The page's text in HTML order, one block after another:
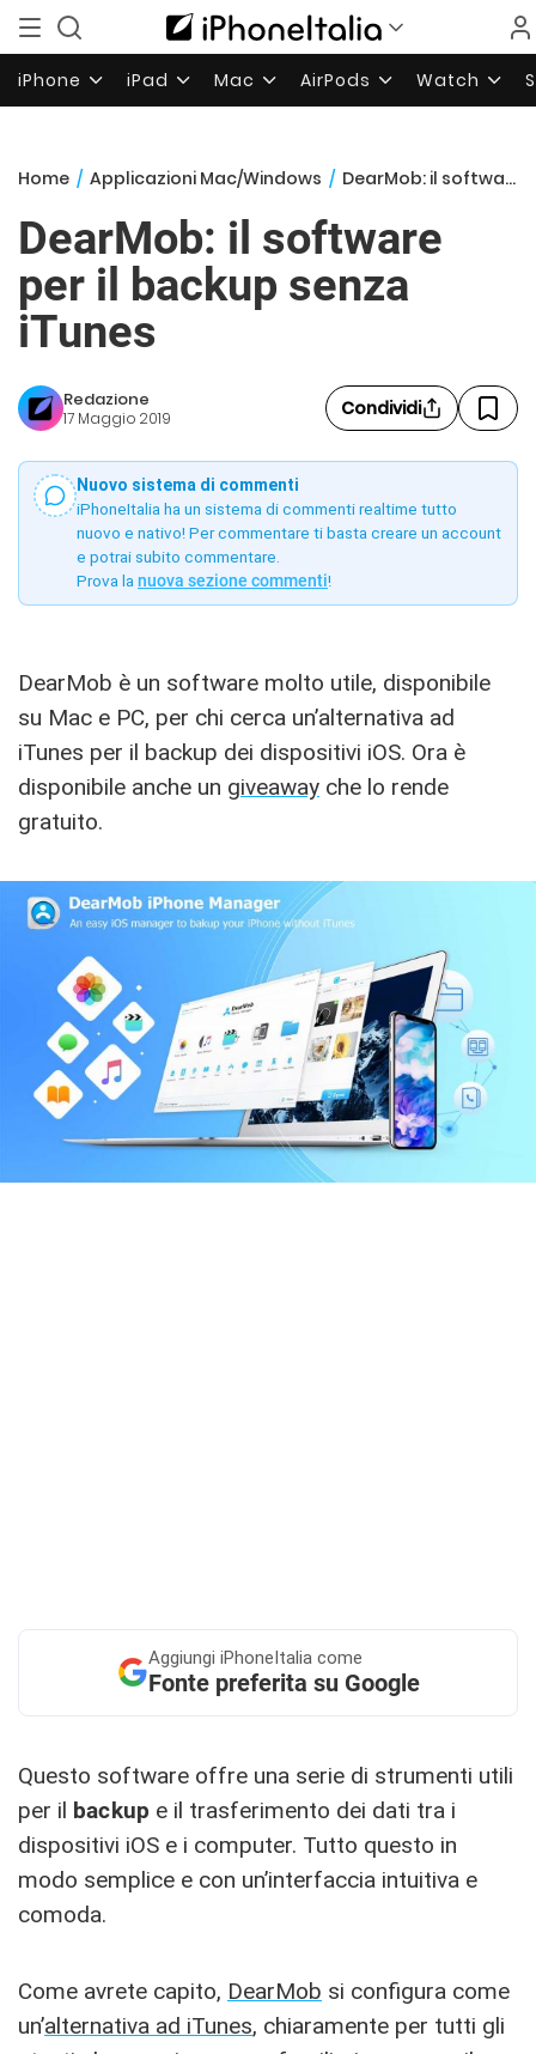
iPhone iPad Mac AirPods Watch
Home / Applicazioni Mac/Windows / DearMob: il software per il backup senza iTunes
DearMob: il software
per il backup senza
iTunes
Redazione
17 Maggio 2019 Condividi
Nuovo sistema di commenti
iPhoneItalia ha un sistema di commenti realtime tutto
nuovo e nativo! Per commentare ti basta creare un account
e potrai subito commentare.
Prova la nuova sezione commenti!
DearMob è un software molto utile, disponibile
su Mac e PC, per chi cerca un’alternativa ad
iTunes per il backup dei dispositivi iOS. Ora è
disponibile anche un giveaway che lo rende
gratuito.
Aggiungi iPhoneItalia come
Fonte preferita su Google
Questo software offre una serie di strumenti utili
per il backup e il trasferimento dei dati tra i
dispositivi iOS e i computer. Tutto questo in
modo semplice e con un’interfaccia intuitiva e
comoda.
Come avrete capito, DearMob si configura come
un’alternativa ad iTunes, chiaramente per tutti gli